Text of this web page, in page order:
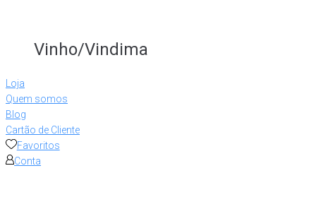
Vinho/Vindima
Loja
Quem somos
Blog
Cartão de Cliente
Favoritos
Conta